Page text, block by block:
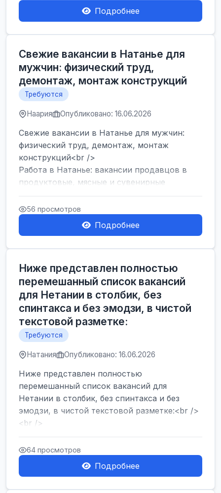
Подробнее
Свежие вакансии в Натанье для
мужчин: физический труд,
демонтаж, монтаж конструкций
Требуются
Наария Опубликовано: 16.06.2026
Свежие вакансии в Натанье для мужчин:
физический труд, демонтаж, монтаж
конструкций<br />
Работа в Натанье: вакансии продавцов в
продуктовые, мясные и сувенирные
лавки<br />
Разнорабочий на сборку м...
56 просмотров
Подробнее
Ниже представлен полностью
перемешанный список вакансий
для Нетании в столбик, без
спинтакса и без эмодзи, в чистой
текстовой разметке:
Требуются
Натания Опубликовано: 16.06.2026
Ниже представлен полностью
перемешанный список вакансий для
Нетании в столбик, без спинтакса и без
эмодзи, в чистой текстовой разметке:<br />
<br />
Работа в Нетании на мебельном
производстве: требу...
64 просмотров
Подробнее